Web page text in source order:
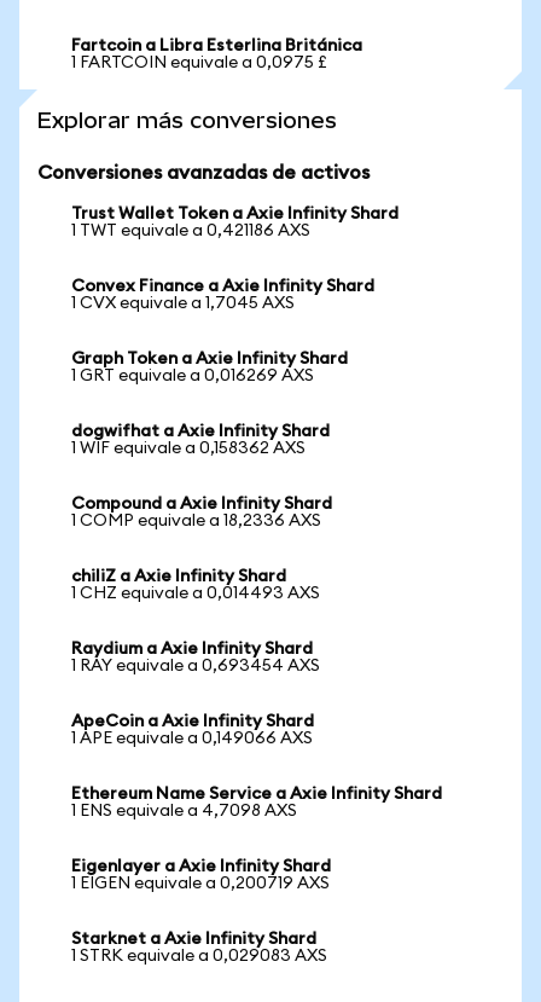
Fartcoin a Libra Esterlina Británica
1 FARTCOIN equivale a 0,0975 £
Explorar más conversiones
Conversiones avanzadas de activos
Trust Wallet Token a Axie Infinity Shard
1 TWT equivale a 0,421186 AXS
Convex Finance a Axie Infinity Shard
1 CVX equivale a 1,7045 AXS
Graph Token a Axie Infinity Shard
1 GRT equivale a 0,016269 AXS
dogwifhat a Axie Infinity Shard
1 WIF equivale a 0,158362 AXS
Compound a Axie Infinity Shard
1 COMP equivale a 18,2336 AXS
chiliZ a Axie Infinity Shard
1 CHZ equivale a 0,014493 AXS
Raydium a Axie Infinity Shard
1 RAY equivale a 0,693454 AXS
ApeCoin a Axie Infinity Shard
1 APE equivale a 0,149066 AXS
Ethereum Name Service a Axie Infinity Shard
1 ENS equivale a 4,7098 AXS
Eigenlayer a Axie Infinity Shard
1 EIGEN equivale a 0,200719 AXS
Starknet a Axie Infinity Shard
1 STRK equivale a 0,029083 AXS